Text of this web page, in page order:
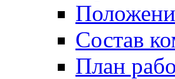
Состав
План